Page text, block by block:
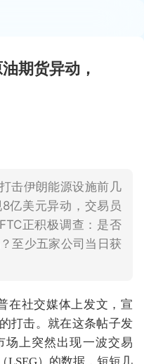
期货异动，
击伊朗能源设施前几
亿美元异动，交易员
正积极调查：是否
至少五家公司当日获
在社交媒体上发文，宣
打击。就在这条帖子发
场上突然出现一波交易